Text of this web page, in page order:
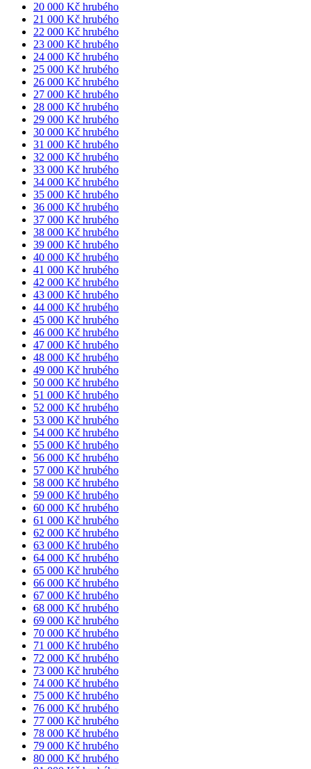
20 000 Kč hrubého
21 000 Kč hrubého
22 000 Kč hrubého
23 000 Kč hrubého
24 000 Kč hrubého
25 000 Kč hrubého
26 000 Kč hrubého
27 000 Kč hrubého
28 000 Kč hrubého
29 000 Kč hrubého
30 000 Kč hrubého
31 000 Kč hrubého
32 000 Kč hrubého
33 000 Kč hrubého
34 000 Kč hrubého
35 000 Kč hrubého
36 000 Kč hrubého
37 000 Kč hrubého
38 000 Kč hrubého
39 000 Kč hrubého
40 000 Kč hrubého
41 000 Kč hrubého
42 000 Kč hrubého
43 000 Kč hrubého
44 000 Kč hrubého
45 000 Kč hrubého
46 000 Kč hrubého
47 000 Kč hrubého
48 000 Kč hrubého
49 000 Kč hrubého
50 000 Kč hrubého
51 000 Kč hrubého
52 000 Kč hrubého
53 000 Kč hrubého
54 000 Kč hrubého
55 000 Kč hrubého
56 000 Kč hrubého
57 000 Kč hrubého
58 000 Kč hrubého
59 000 Kč hrubého
60 000 Kč hrubého
61 000 Kč hrubého
62 000 Kč hrubého
63 000 Kč hrubého
64 000 Kč hrubého
65 000 Kč hrubého
66 000 Kč hrubého
67 000 Kč hrubého
68 000 Kč hrubého
69 000 Kč hrubého
70 000 Kč hrubého
71 000 Kč hrubého
72 000 Kč hrubého
73 000 Kč hrubého
74 000 Kč hrubého
75 000 Kč hrubého
76 000 Kč hrubého
77 000 Kč hrubého
78 000 Kč hrubého
79 000 Kč hrubého
80 000 Kč hrubého